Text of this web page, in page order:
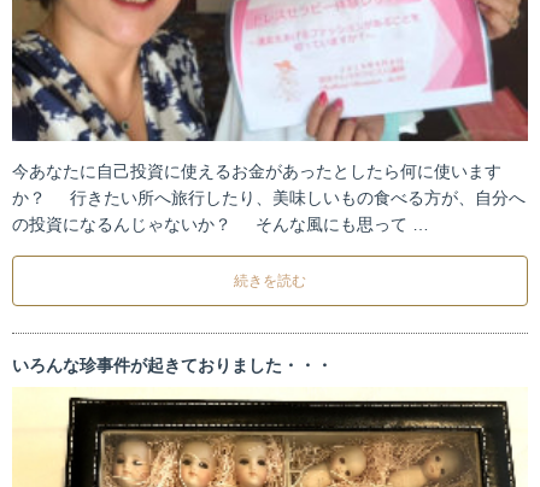
今あなたに自己投資に使えるお金があったとしたら何に使います
か？ 行きたい所へ旅行したり、美味しいもの食べる方が、自分へ
の投資になるんじゃないか？ そんな風にも思って …
続きを読む
いろんな珍事件が起きておりました・・・